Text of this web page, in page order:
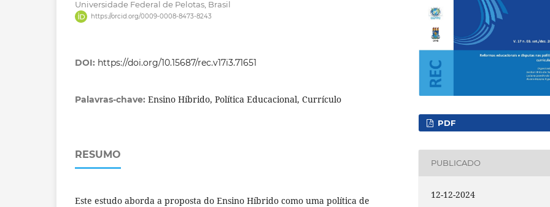
Universidade Federal de Pelotas, Brasil
https://orcid.org/0009-0008-8473-8243
DOI: https://doi.org/10.15687/rec.v17i3.71651
Palavras-chave: Ensino Híbrido, Política Educacional, Currículo
RESUMO
Este estudo aborda a proposta do Ensino Híbrido como uma política de
PDF
PUBLICADO
12-12-2024